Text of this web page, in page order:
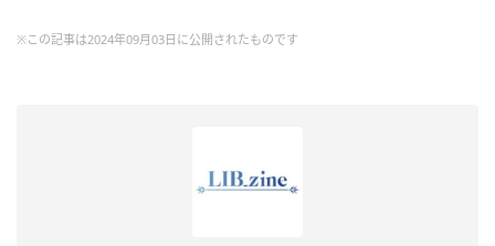
※この記事は2024年09月03日に公開されたものです